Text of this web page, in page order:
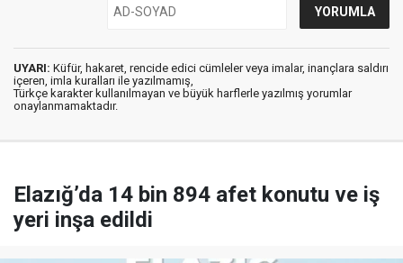
UYARI: Küfür, hakaret, rencide edici cümleler veya imalar, inançlara saldırı
içeren, imla kuralları ile yazılmamış,
Türkçe karakter kullanılmayan ve büyük harflerle yazılmış yorumlar
onaylanmamaktadır.
Elazığ’da 14 bin 894 afet konutu ve iş
yeri inşa edildi